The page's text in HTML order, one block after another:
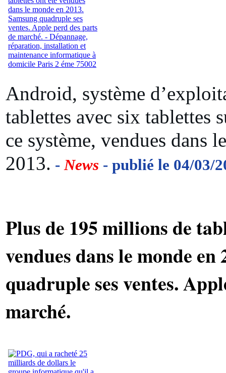
Android, système
tablettes avec six tablettes
ce système, vendues dans
2013. - News - publié le 04/03/
Plus de 195 millions de
vendues dans le monde en
quadruple ses ventes.
marché.